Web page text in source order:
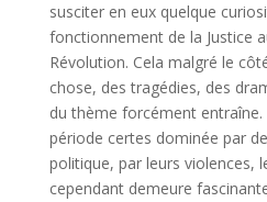
susciter en eux quelque
fonctionnement de la Justice
Révolution. Cela malgré le
chose, des tragédies, des
du thème forcément entraîne.
période certes dominée par
politique, par leurs violences,
cependant demeure